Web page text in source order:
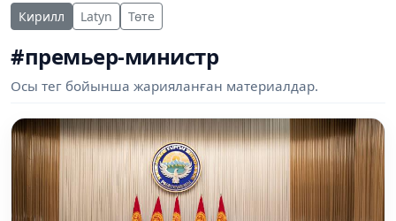
Кирилл Latyn Төте
#премьер-министр
Осы тег бойынша жарияланған материалдар.